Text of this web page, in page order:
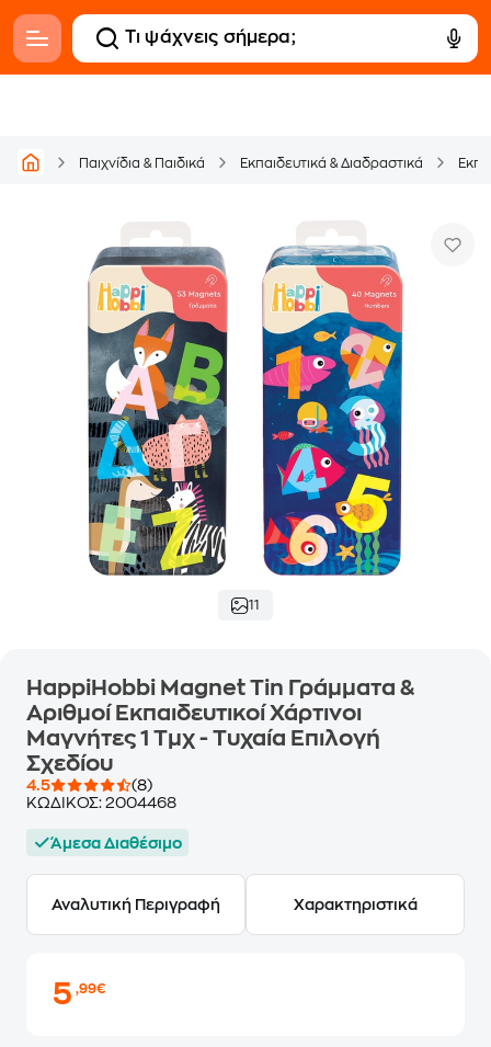
Παιχνίδια & Παιδικά Εκπαιδευτικά & Διαδραστικά
11
HappiHobbi Magnet Tin Γράμματα &
Αριθμοί Εκπαιδευτικοί Χάρτινοι
Μαγνήτες 1 Τμχ - Τυχαία Επιλογή
Σχεδίου
4.5
(8)
ΚΩΔΙΚΟΣ: 2004468
Άμεσα Διαθέσιμο
Αναλυτική Περιγραφή Χαρακτηριστικά
5,99€